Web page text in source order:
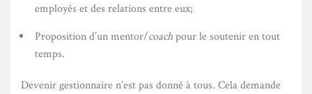
employés et des relations entre eux;
Proposition d’un mentor/coachpour le soutenir en tout
temps.
Devenir gestionnaire n’est pas donné à tous. Cela demande